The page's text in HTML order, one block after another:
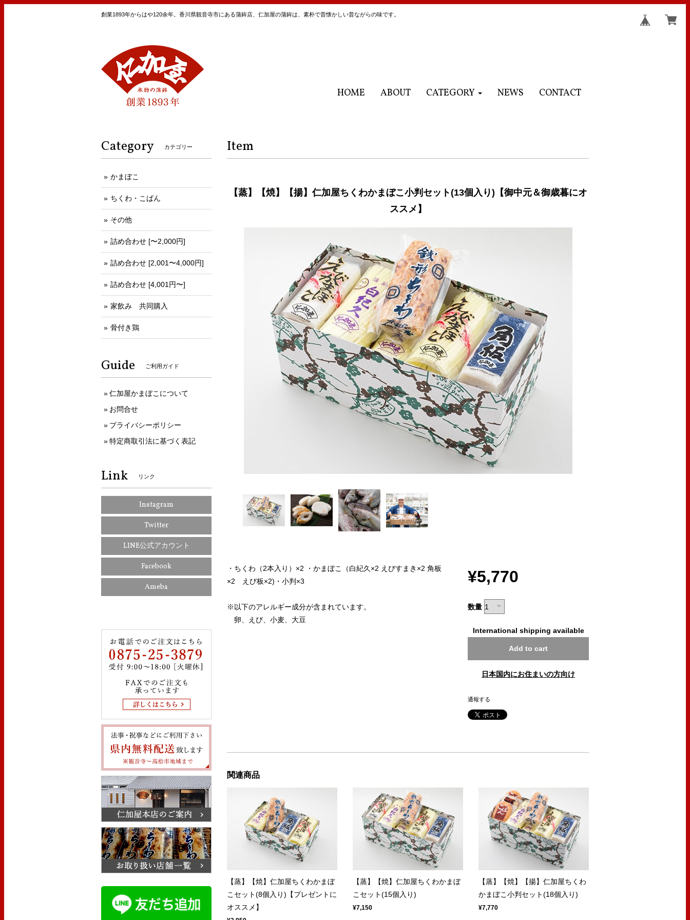
創業1893年からはや120余年。香川県観音寺市にある蒲鉾店、仁加屋の蒲鉾は、素朴で昔懐かしい昔ながらの味です。
HOME ABOUT CATEGORY NEWS CONTACT
Item
【蒸】【焼】【揚】仁加屋ちくわかまぼこ小判セット(13個入り)【御中元＆御歳暮にオ
ススメ】
・ちくわ（2本入り）×2 ・かまぼこ（白紀久×2 えびすまき×2 角板
×2 えび板×2)・小判×3
※以下のアレルギー成分が含まれています。
卵、えび、小麦、大豆
¥5,770
数量
International shipping available
Add to cart
日本国内にお住まいの方向け
通報する
関連商品
【蒸】【焼】仁加屋ちくわかまぼ
こセット(8個入り)【プレゼントに
オススメ】
【蒸】【焼】仁加屋ちくわかまぼ
こセット(15個入り)
¥7,150
【蒸】【焼】【揚】仁加屋ちくわ
かまぼこ小判セット(18個入り)
¥7,770
Category カテゴリー
かまぼこ
ちくわ・こばん
その他
詰め合わせ [〜2,000円]
詰め合わせ [2,001〜4,000円]
詰め合わせ [4,001円〜]
家飲み 共同購入
骨付き鶏
Guide ご利用ガイド
仁加屋かまぼこについて
お問合せ
プライバシーポリシー
特定商取引法に基づく表記
Link リンク
Instagram
Twitter
LINE公式アカウント
Facebook
Ameba